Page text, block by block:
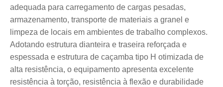
adequada para carregamento de cargas pesadas,
armazenamento, transporte de materiais a granel e
limpeza de locais em ambientes de trabalho complexos.
Adotando estrutura dianteira e traseira reforçada e
espessada e estrutura de caçamba tipo H otimizada de
alta resistência, o equipamento apresenta excelente
resistência à torção, resistência à flexão e durabilidade